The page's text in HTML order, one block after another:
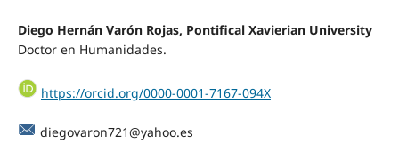
Diego Hernán Varón Rojas, Pontifical Xavierian University
Doctor en Humanidades.
https://orcid.org/0000-0001-7167-094X
diegovaron721@yahoo.es